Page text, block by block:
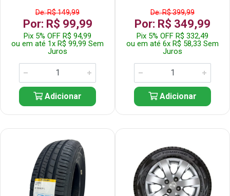
De: R$ 149,99
Por: R$ 99,99
Pix 5% OFF R$ 94,99
ou em até 1x R$ 99,99 Sem
Juros
Adicionar
De: R$ 399,99
Por: R$ 349,99
Pix 5% OFF R$ 332,49
ou em até 6x R$ 58,33 Sem
Juros
Adicionar